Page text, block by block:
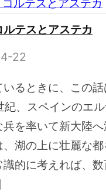
テスとアステカ
22
るときに、この話
紀、スペインのエ
兵を率いて新大陸
湖の上に壮麗な
的に考えれば、